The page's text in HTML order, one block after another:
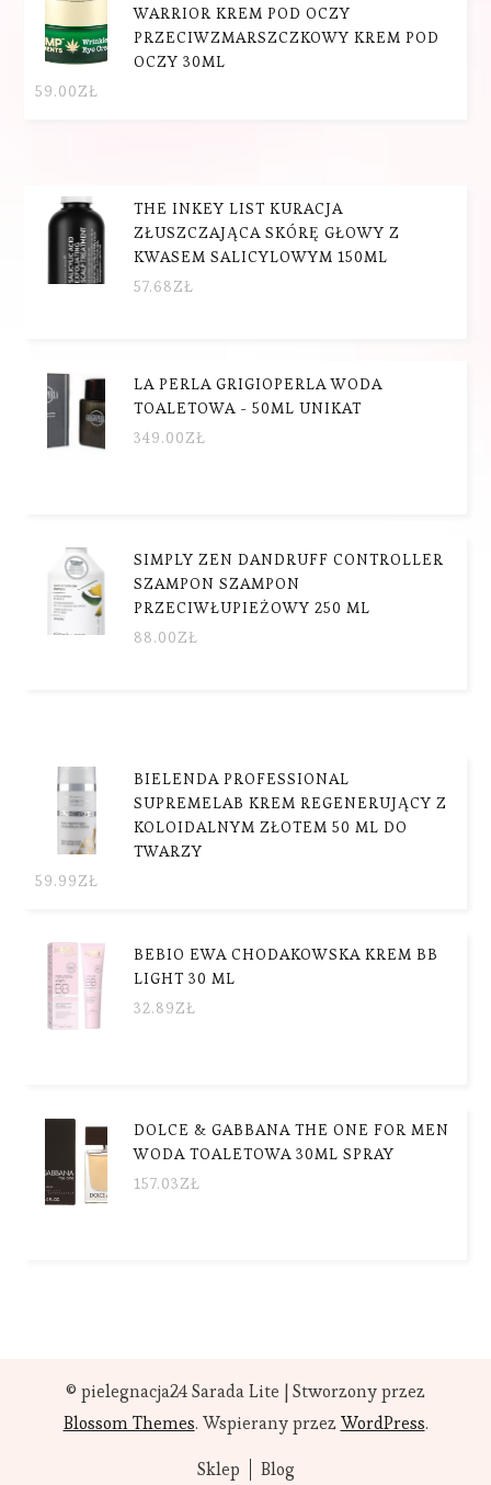
WARRIOR KREM POD OCZY
PRZECIWZMARSZCZKOWY KREM POD
OCZY 30ML
59.00ZŁ
THE INKEY LIST KURACJA
ZŁUSZCZAJĄCA SKÓRĘ GŁOWY Z
KWASEM SALICYLOWYM 150ML
57.68ZŁ
LA PERLA GRIGIOPERLA WODA
TOALETOWA - 50ML UNIKAT
349.00ZŁ
SIMPLY ZEN DANDRUFF CONTROLLER
SZAMPON SZAMPON
PRZECIWŁUPIEŻOWY 250 ML
88.00ZŁ
BIELENDA PROFESSIONAL
SUPREMELAB KREM REGENERUJĄCY Z
KOLOIDALNYM ZŁOTEM 50 ML DO
TWARZY
59.99ZŁ
BEBIO EWA CHODAKOWSKA KREM BB
LIGHT 30 ML
32.89ZŁ
DOLCE & GABBANA THE ONE FOR MEN
WODA TOALETOWA 30ML SPRAY
157.03ZŁ
© pielegnacja24Sarada Lite | Stworzony przez
Blossom Themes. Wspierany przez WordPress.
Sklep
Blog